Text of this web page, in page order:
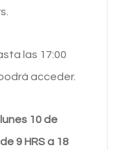
las 17:00
acceder.
10 de
9 HRS a 18